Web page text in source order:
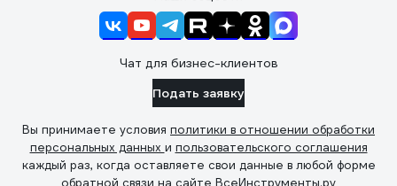
Чат для бизнес-клиентов
Подать заявку
Вы принимаете условия политики в отношении обработки
персональных данных и пользовательского соглашения
каждый раз, когда оставляете свои данные в любой форме
обратной связи на сайте ВсеИнструменты.ру